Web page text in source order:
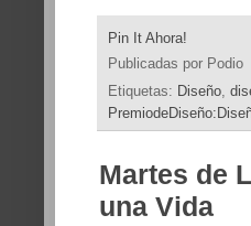
Pin It Ahora!
Publicadas por Podio
Etiquetas: Diseño,
Martes de
una Vida